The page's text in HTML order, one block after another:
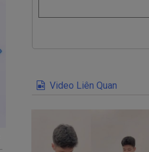
Video Liên Quan